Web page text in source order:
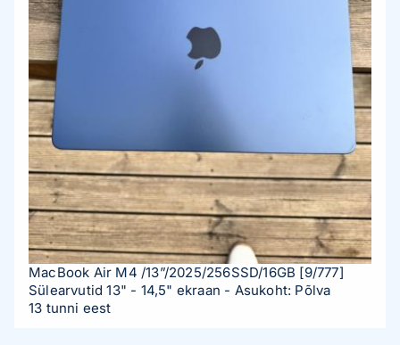
MacBook Air M4 /13”/2025/256SSD/16GB [9/777]
Sülearvutid 13" - 14,5" ekraan - Asukoht: Põlva
13 tunni eest